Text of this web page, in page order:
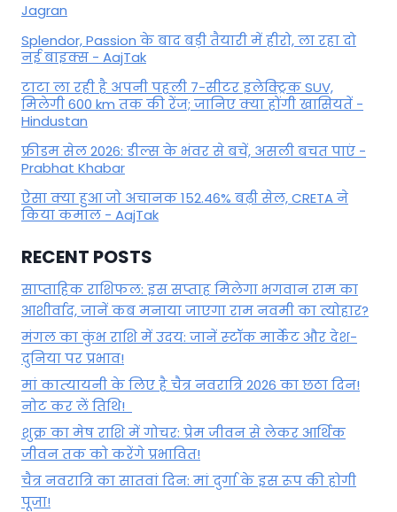
Jagran
Splendor, Passion के बाद बड़ी तैयारी में हीरो, ला रहा दो
नई बाइक्स - AajTak
टाटा ला रही है अपनी पहली 7-सीटर इलेक्ट्रिक SUV,
मिलेगी 600 km तक की रेंज; जानिए क्या होंगी खासियतें -
Hindustan
फ्रीडम सेल 2026: डील्स के भंवर से बचें, असली बचत पाएं -
Prabhat Khabar
ऐसा क्या हुआ जो अचानक 152.46% बढ़ी सेल, CRETA ने
किया कमाल - AajTak
RECENT POSTS
साप्ताहिक राशिफल: इस सप्ताह मिलेगा भगवान राम का
आशीर्वाद, जानें कब मनाया जाएगा राम नवमी का त्योहार?
मंगल का कुंभ राशि में उदय: जानें स्‍टॉक मार्केट और देश-
दुनिया पर प्रभाव!
मां कात्‍यायनी के लिए है चैत्र नवरात्रि 2026 का छठा दिन!
नोट कर लें तिथि!
शुक्र का मेष राशि में गोचर: प्रेम जीवन से लेकर आर्थिक
जीवन तक को करेंगे प्रभावित!
चैत्र नवरात्रि का सातवां दिन: मां दुर्गा के इस रूप की होगी
पूजा!